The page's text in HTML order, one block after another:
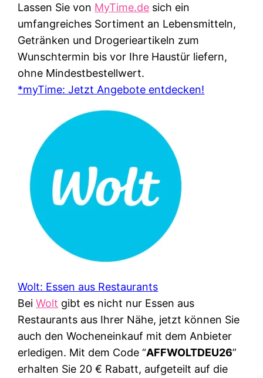
Lassen Sie von MyTime.de sich ein
umfangreiches Sortiment an Lebensmitteln,
Getränken und Drogerieartikeln zum
Wunschtermin bis vor Ihre Haustür liefern,
ohne Mindestbestellwert.
*myTime: Jetzt Angebote entdecken!
Wolt: Essen aus Restaurants
BeiWolt gibt es nicht nur Essen aus
Restaurants aus Ihrer Nähe, jetzt können Sie
auch den Wocheneinkauf mit dem Anbieter
erledigen. Mit dem Code “AFFWOLTDEU26”
erhalten Sie 20 € Rabatt, aufgeteilt auf die